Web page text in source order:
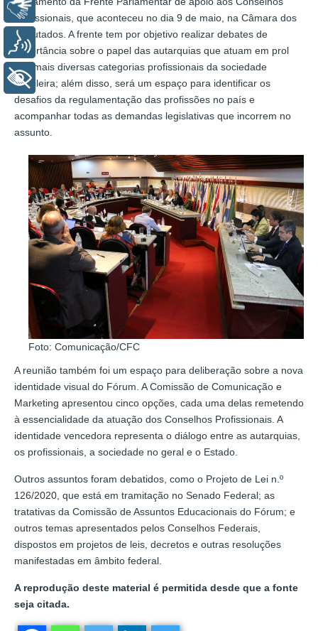
Profissionais, que aconteceu no dia 9 de maio, na Câmara dos
Deputados. A frente tem por objetivo realizar debates de
importância sobre o papel das autarquias que atuam em prol
das mais diversas categorias profissionais da sociedade
brasileira; além disso, será um espaço para identificar os
desafios da regulamentação das profissões no país e
acompanhar todas as demandas legislativas que incorrem no
assunto.
Foto: Comunicação/CFC
A reunião também foi um espaço para deliberação sobre a nova
identidade visual do Fórum. A Comissão de Comunicação e
Marketing apresentou cinco opções, cada uma delas remetendo
à essencialidade da atuação dos Conselhos Profissionais. A
identidade vencedora representa o diálogo entre as autarquias,
os profissionais, a sociedade no geral e o Estado.
Outros assuntos foram debatidos, como o Projeto de Lei n.º
126/2020, que está em tramitação no Senado Federal; as
tratativas da Comissão de Assuntos Educacionais do Fórum; e
outros temas apresentados pelos Conselhos Federais,
dispostos em projetos de leis, decretos e outras resoluções
manifestadas em âmbito federal.
A reprodução deste material é permitida desde que a fonte
seja citada.
Libras
+ Acessibilidade